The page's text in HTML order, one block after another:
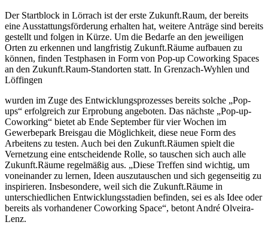
Der Startblock in Lörrach ist der erste Zukunft.Raum, der bereits
eine Ausstattungsförderung erhalten hat, weitere Anträge sind bereits
gestellt und folgen in Kürze. Um die Bedarfe an den jeweiligen
Orten zu erkennen und langfristig Zukunft.Räume aufbauen zu
können, finden Testphasen in Form von Pop-up Coworking Spaces
an den Zukunft.Raum-Standorten statt. In Grenzach-Wyhlen und
Löffingen
wurden im Zuge des Entwicklungsprozesses bereits solche „Pop-
ups“ erfolgreich zur Erprobung angeboten. Das nächste „Pop-up-
Coworking“ bietet ab Ende September für vier Wochen im
Gewerbepark Breisgau die Möglichkeit, diese neue Form des
Arbeitens zu testen. Auch bei den Zukunft.Räumen spielt die
Vernetzung eine entscheidende Rolle, so tauschen sich auch alle
Zukunft.Räume regelmäßig aus. „Diese Treffen sind wichtig, um
voneinander zu lernen, Ideen auszutauschen und sich gegenseitig zu
inspirieren. Insbesondere, weil sich die Zukunft.Räume in
unterschiedlichen Entwicklungsstadien befinden, sei es als Idee oder
bereits als vorhandener Coworking Space“, betont André Olveira-
Lenz.